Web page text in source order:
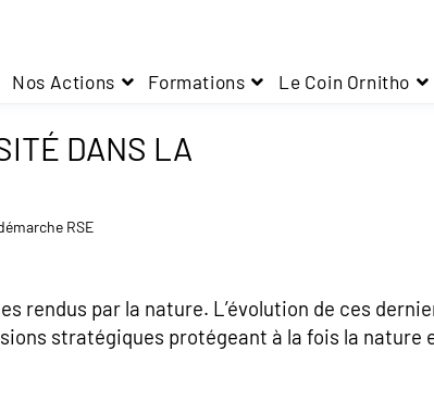
Nos Actions Formations Le Coin Ornitho
DANS LA
RSE
rendus par la nature. L’évolution de ces
stratégiques protégeant à la fois la nature